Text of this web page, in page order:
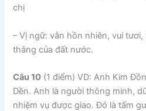
chị
– Vị ngữ: vẫn hồn nhiên, vui
thắng của đất nước.
Câu 10 (1 điểm) VD: Anh Kim
Dền. Anh là người thông minh,
nhiệm vụ được giao. Đó là tấm